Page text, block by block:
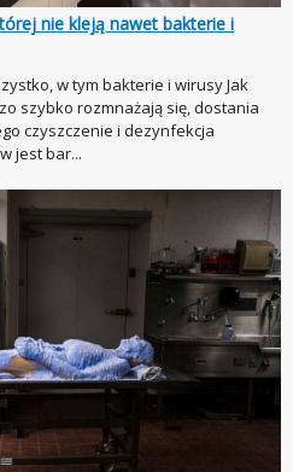
nie kleją nawet bakterie i
w tym bakterie i wirusy Jak
szybko rozmnażają się, dostania
czyszczenie i dezynfekcja
jest bar...